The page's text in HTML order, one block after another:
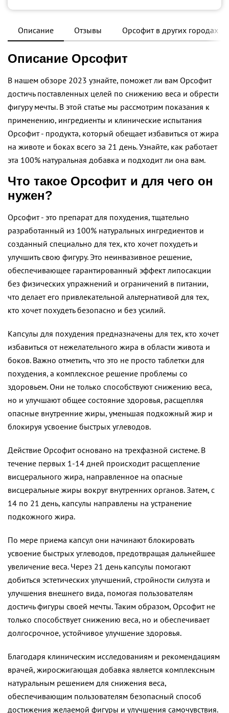
Описание Отзывы Орсофит в других городах
Описание Орсофит
В нашем обзоре 2023 узнайте, поможет ли вам Орсофит
достичь поставленных целей по снижению веса и обрести
фигуру мечты. В этой статье мы рассмотрим показания к
применению, ингредиенты и клинические испытания
Орсофит - продукта, который обещает избавиться от жира
на животе и боках всего за 21 день. Узнайте, как работает
эта 100% натуральная добавка и подходит ли она вам.
Что такое Орсофит и для чего он
нужен?
Орсофит - это препарат для похудения, тщательно
разработанный из 100% натуральных ингредиентов и
созданный специально для тех, кто хочет похудеть и
улучшить свою фигуру. Это неинвазивное решение,
обеспечивающее гарантированный эффект липосакции
без физических упражнений и ограничений в питании,
что делает его привлекательной альтернативой для тех,
кто хочет похудеть безопасно и без усилий.
Капсулы для похудения предназначены для тех, кто хочет
избавиться от нежелательного жира в области живота и
боков. Важно отметить, что это не просто таблетки для
похудения, а комплексное решение проблемы со
здоровьем. Они не только способствуют снижению веса,
но и улучшают общее состояние здоровья, расщепляя
опасные внутренние жиры, уменьшая подкожный жир и
блокируя усвоение быстрых углеводов.
Действие Орсофит основано на трехфазной системе. В
течение первых 1-14 дней происходит расщепление
висцерального жира, направленное на опасные
висцеральные жиры вокруг внутренних органов. Затем, с
14 по 21 день, капсулы направлены на устранение
подкожного жира.
По мере приема капсул они начинают блокировать
усвоение быстрых углеводов, предотвращая дальнейшее
увеличение веса. Через 21 день капсулы помогают
добиться эстетических улучшений, стройности силуэта и
улучшения внешнего вида, помогая пользователям
достичь фигуры своей мечты. Таким образом, Орсофит не
только способствует снижению веса, но и обеспечивает
долгосрочное, устойчивое улучшение здоровья.
Благодаря клиническим исследованиям и рекомендациям
врачей, жиросжигающая добавка является комплексным
натуральным решением для снижения веса,
обеспечивающим пользователям безопасный способ
достижения желаемой фигуры и улучшения самочувствия.